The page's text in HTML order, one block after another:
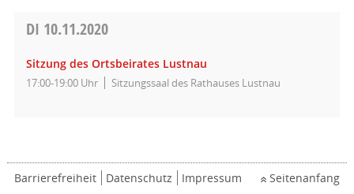
DI 10.11.2020
Sitzung des Ortsbeirates Lustnau
17:00-19:00 Uhr Sitzungssaal des Rathauses Lustnau
Barrierefreiheit Datenschutz Impressum Seitenanfang